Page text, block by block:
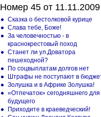
Номер 45 от 11.11.2009
Сказка о бестолковой курице
Слава тебе, Боже!
За человечностью - в
краснокрестовый поход
Станет ли ул.Доватора
пешеходной?
По соцвыплатам долгов нет
Штрафы не поступают в
Золушка и в Африке Золушка!
«Отпечаток» сегодняшнего для
будущего
Приходите в краеведческий!